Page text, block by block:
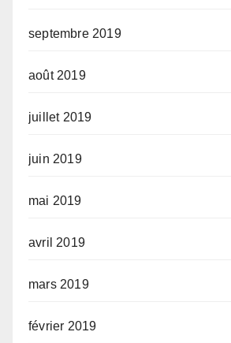
septembre 2019
août 2019
juillet 2019
juin 2019
mai 2019
avril 2019
mars 2019
février 2019